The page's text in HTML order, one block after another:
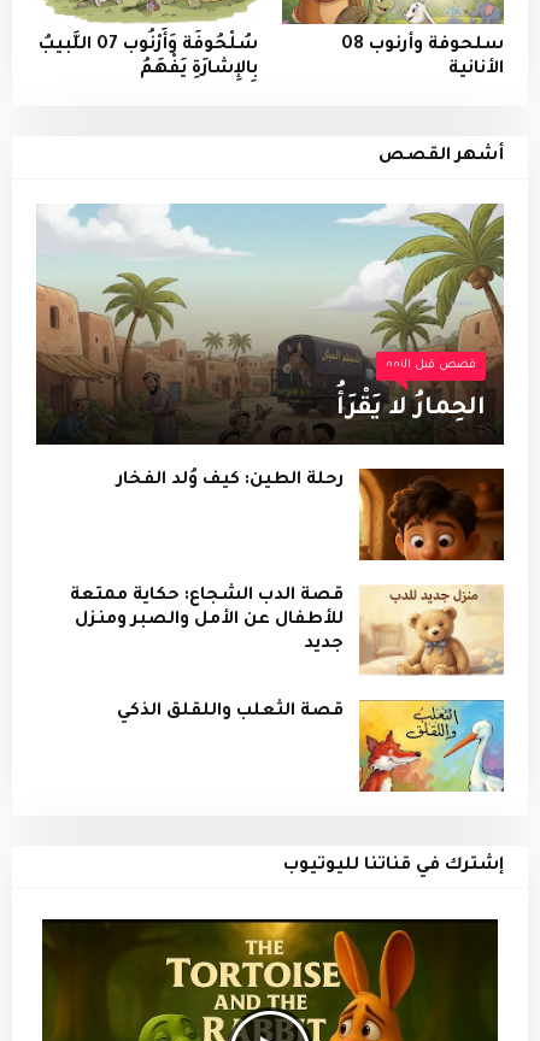
سلحوفة وأرنوب 08
الأنانية
سُلْحُوفَة وَأَرْنُوب 07 اللَّبيبُ
بِالإِشارَةِ يَفْهَمُ
أشهر القصص
قصص قبل النوم
الحِمارُ لا يَقْرَأُ
رحلة الطين: كيف وُلد الفخار
قصة الدب الشجاع: حكاية ممتعة
للأطفال عن الأمل والصبر ومنزل
جديد
قصة الثعلب واللقلق الذكي
إشترك في قناتنا لليوتيوب